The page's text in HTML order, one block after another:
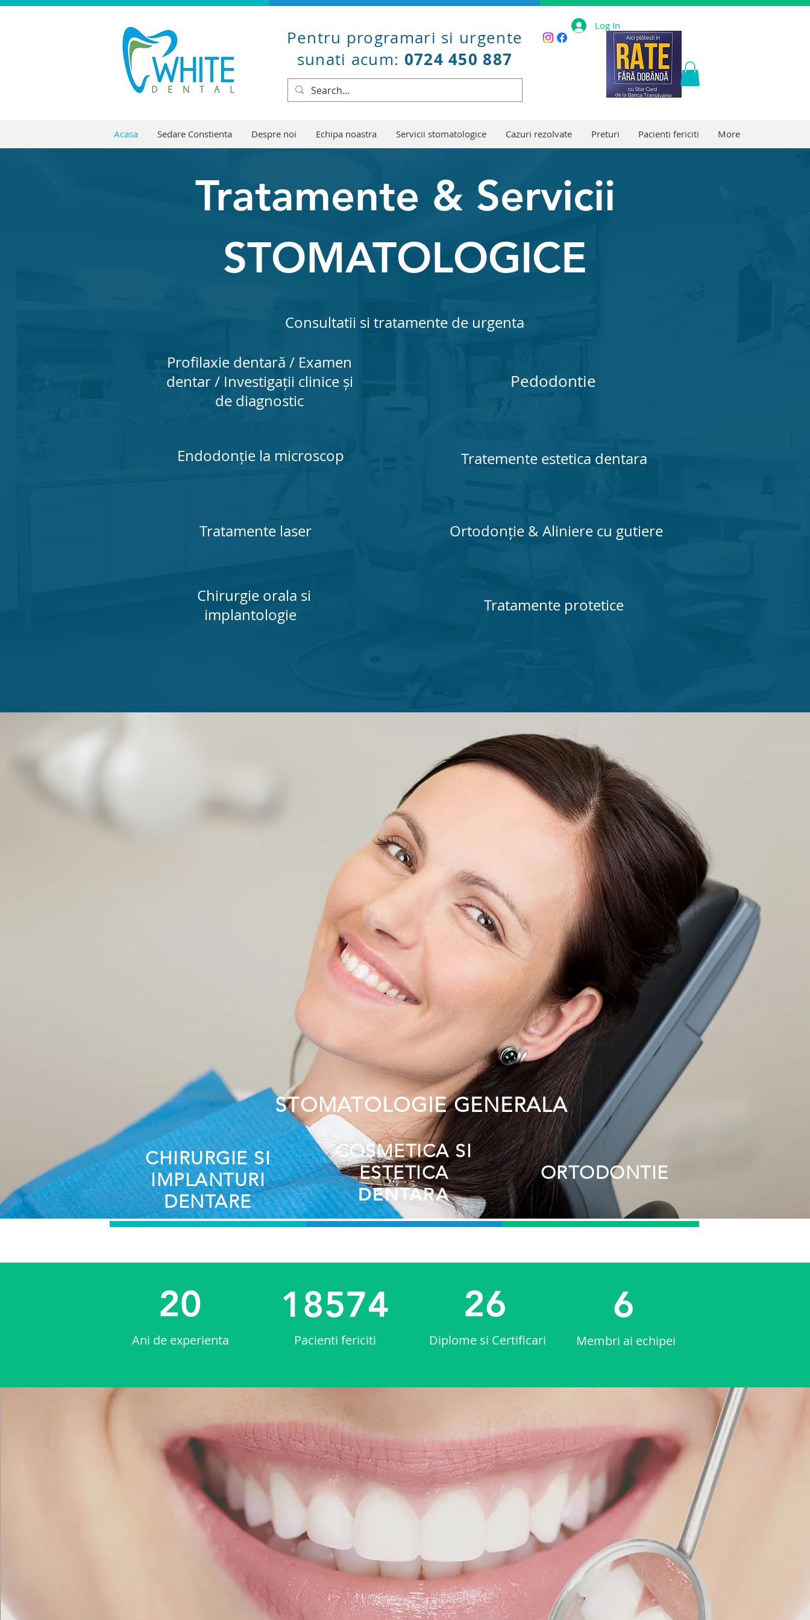
Log In
Pentru programari si urgente
sunati acum: 0724 450 887
Acasa Sedare Constienta Despre noi Echipa noastra Servicii stomatologice Cazuri rezolvate Preturi Pacienti fericiti More
Tratamente & Servicii
STOMATOLOGICE
Consultatii si tratamente de urgenta
Profilaxie dentară / Examen
dentar / Investigații clinice și
de diagnostic
Endodonție la microscop
Tratamente laser
Chirurgie orala si
implantologie
Pedodontie
Tratemente estetica dentara
Ortodonție & Aliniere cu gutiere
Tratamente protetice
ORTODONTIE
COSMETICA SI
ESTETICA
DENTARA
CHIRURGIE SI
IMPLANTURI
DENTARE
STOMATOLOGIE GENERALA
20
Ani de experienta
18574
Pacienti fericiti
26
Diplome si Certificari
6
Membri ai echipei